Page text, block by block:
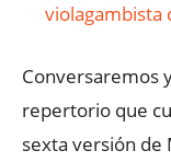
violagambista
Conversaremos
repertorio que
sexta versión de